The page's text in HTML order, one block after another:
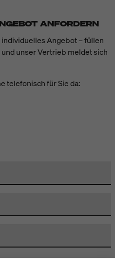
ANFORDERN
Angebot – füllen
unser Vertrieb meldet sich
telefonisch für Sie da: